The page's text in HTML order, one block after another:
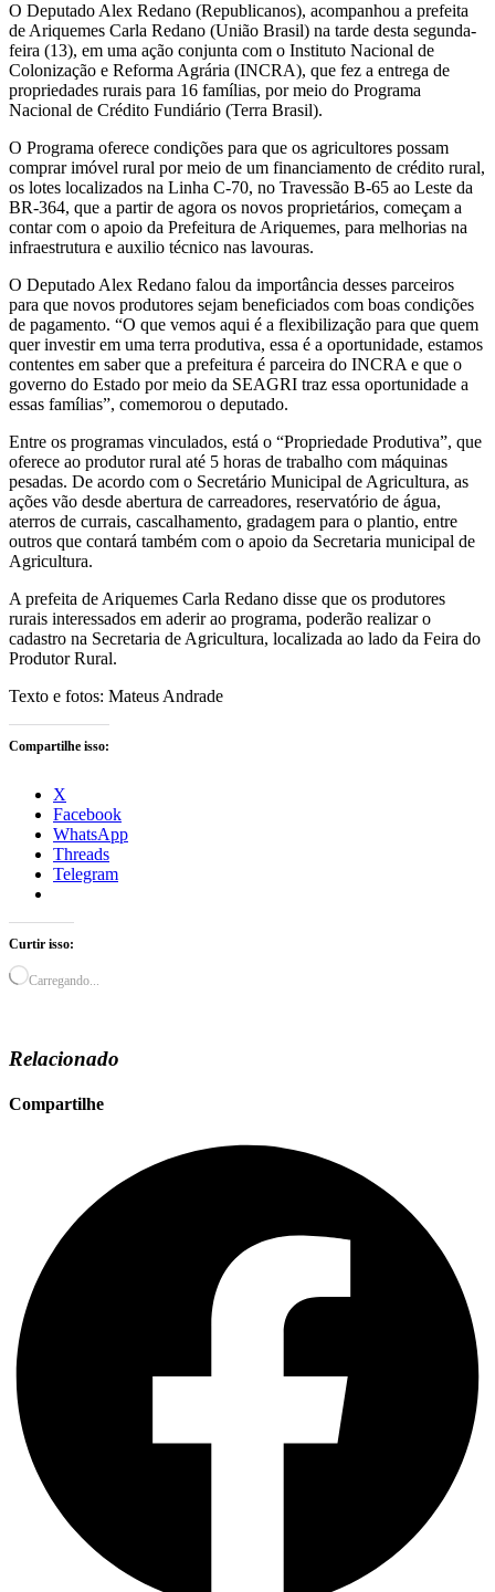
O Deputado Alex Redano (Republicanos), acompanhou a prefeita
de Ariquemes Carla Redano (União Brasil) na tarde desta segunda-
feira (13), em uma ação conjunta com o Instituto Nacional de
Colonização e Reforma Agrária (INCRA), que fez a entrega de
propriedades rurais para 16 famílias, por meio do Programa
Nacional de Crédito Fundiário (Terra Brasil).
O Programa oferece condições para que os agricultores possam
comprar imóvel rural por meio de um financiamento de crédito rural,
os lotes localizados na Linha C-70, no Travessão B-65 ao Leste da
BR-364, que a partir de agora os novos proprietários, começam a
contar com o apoio da Prefeitura de Ariquemes, para melhorias na
infraestrutura e auxilio técnico nas lavouras.
O Deputado Alex Redano falou da importância desses parceiros
para que novos produtores sejam beneficiados com boas condições
de pagamento. “O que vemos aqui é a flexibilização para que quem
quer investir em uma terra produtiva, essa é a oportunidade, estamos
contentes em saber que a prefeitura é parceira do INCRA e que o
governo do Estado por meio da SEAGRI traz essa oportunidade a
essas famílias”, comemorou o deputado.
Entre os programas vinculados, está o “Propriedade Produtiva”, que
oferece ao produtor rural até 5 horas de trabalho com máquinas
pesadas. De acordo com o Secretário Municipal de Agricultura, as
ações vão desde abertura de carreadores, reservatório de água,
aterros de currais, cascalhamento, gradagem para o plantio, entre
outros que contará também com o apoio da Secretaria municipal de
Agricultura.
A prefeita de Ariquemes Carla Redano disse que os produtores
rurais interessados em aderir ao programa, poderão realizar o
cadastro na Secretaria de Agricultura, localizada ao lado da Feira do
Produtor Rural.
Texto e fotos: Mateus Andrade
Compartilhe isso:
X
Facebook
WhatsApp
Threads
Telegram
Curtir isso:
Carregando...
Relacionado
Compartilhe